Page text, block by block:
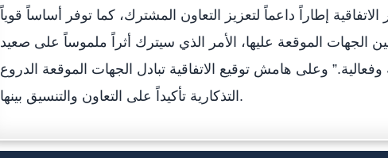
إطاراً داعماً لتعزيز التعاون المشترك، كما توفر أساساً قوياً
بين الجهات الموقعة عليها، الأمر الذي سيترك أثراً ملموساً على صعيد
وعلى هامش توقيع الاتفاقية تبادل الجهات الموقعة الدروع
التذكارية تأكيداً على التعاون والتنسيق بينها.